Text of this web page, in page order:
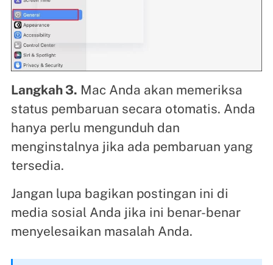
Langkah 3. Mac Anda akan memeriksa
status pembaruan secara otomatis. Anda
hanya perlu mengunduh dan
menginstalnya jika ada pembaruan yang
tersedia.
Jangan lupa bagikan postingan ini di
media sosial Anda jika ini benar-benar
menyelesaikan masalah Anda.